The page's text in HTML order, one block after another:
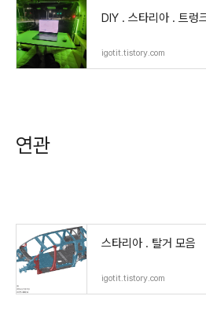
DIY . 스타리아 . 트렁
igotit.tistory.com
연관
스타리아 . 탈거 모음
igotit.tistory.com